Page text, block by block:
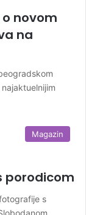
novom
na
Magazin
porodicom
s